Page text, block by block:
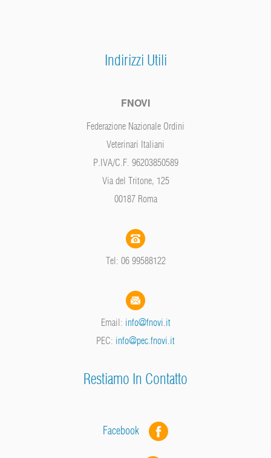
Indirizzi Utili
FNOVI
Federazione Nazionale Ordini
Veterinari Italiani
P.IVA/C.F. 96203850589
Via del Tritone, 125
00187 Roma
Tel: 06 99588122
Email: info@fnovi.it
PEC: info@pec.fnovi.it
Restiamo In Contatto
Facebook